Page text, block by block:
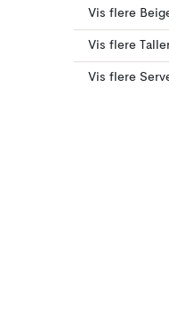
Vis flere
Vis flere
Vis flere